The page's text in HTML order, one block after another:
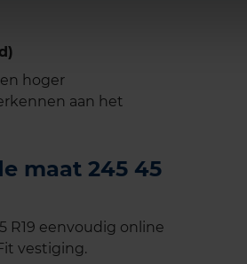
hoger
aan het
maat 245 45
R19 eenvoudig online
vestiging.